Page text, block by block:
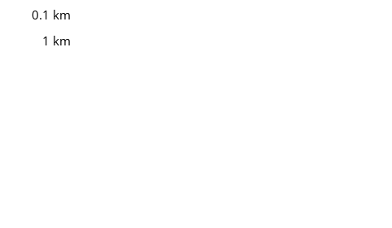
0.1 km
1 km